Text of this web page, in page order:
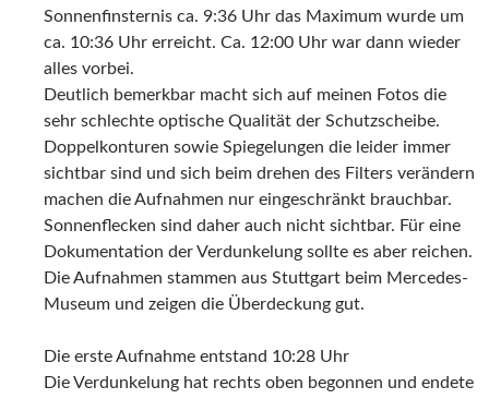
Sonnenfinsternis ca. 9:36 Uhr das Maximum wurde um
ca. 10:36 Uhr erreicht. Ca. 12:00 Uhr war dann wieder
alles vorbei.
Deutlich bemerkbar macht sich auf meinen Fotos die
sehr schlechte optische Qualität der Schutzscheibe.
Doppelkonturen sowie Spiegelungen die leider immer
sichtbar sind und sich beim drehen des Filters verändern
machen die Aufnahmen nur eingeschränkt brauchbar.
Sonnenflecken sind daher auch nicht sichtbar. Für eine
Dokumentation der Verdunkelung sollte es aber reichen.
Die Aufnahmen stammen aus Stuttgart beim Mercedes-
Museum und zeigen die Überdeckung gut.
Die erste Aufnahme entstand 10:28 Uhr
Die Verdunkelung hat rechts oben begonnen und endete